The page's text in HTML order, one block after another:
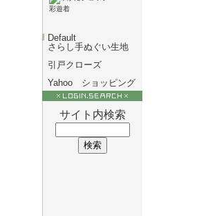
彩遊着
Default
さらし手ぬぐい生地
引戸クローズ
Yahoo ショッピング
サイト内検索